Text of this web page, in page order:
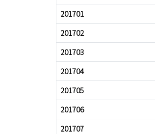
201701
201702
201703
201704
201705
201706
201707